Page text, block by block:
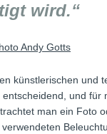
wird.“
künstlerischen und
und für
man ein Foto